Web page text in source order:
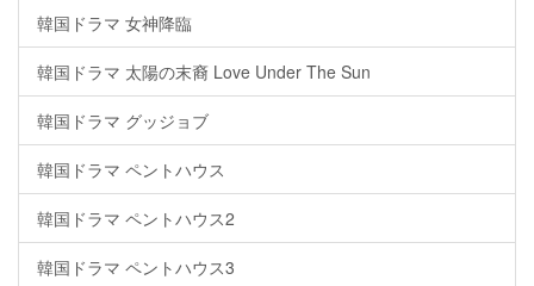
韓国ドラマ 女神降臨
韓国ドラマ 太陽の末裔 Love Under The Sun
韓国ドラマ グッジョブ
韓国ドラマ ペントハウス
韓国ドラマ ペントハウス2
韓国ドラマ ペントハウス3